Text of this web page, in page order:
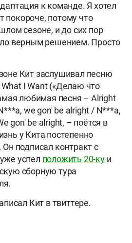
к команде. Я хотел
покороче, потому что
сезоне, и до сих пор
верным решением. Просто
Кит заслушивал песню
What I Want («Делаю что
любимая песня – Alright
we gon' be alright / N***a,
gon' be alright, – поётся в
у Кита постепенно
Он подписал контракт с
успел положить 20-куи
сборную тура
Кит в твиттере.